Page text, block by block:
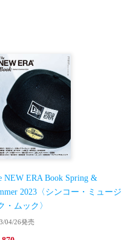
NEW ERA Book Spring &
2023〈シンコー・ミュージ
・ムック〉
04/26発売